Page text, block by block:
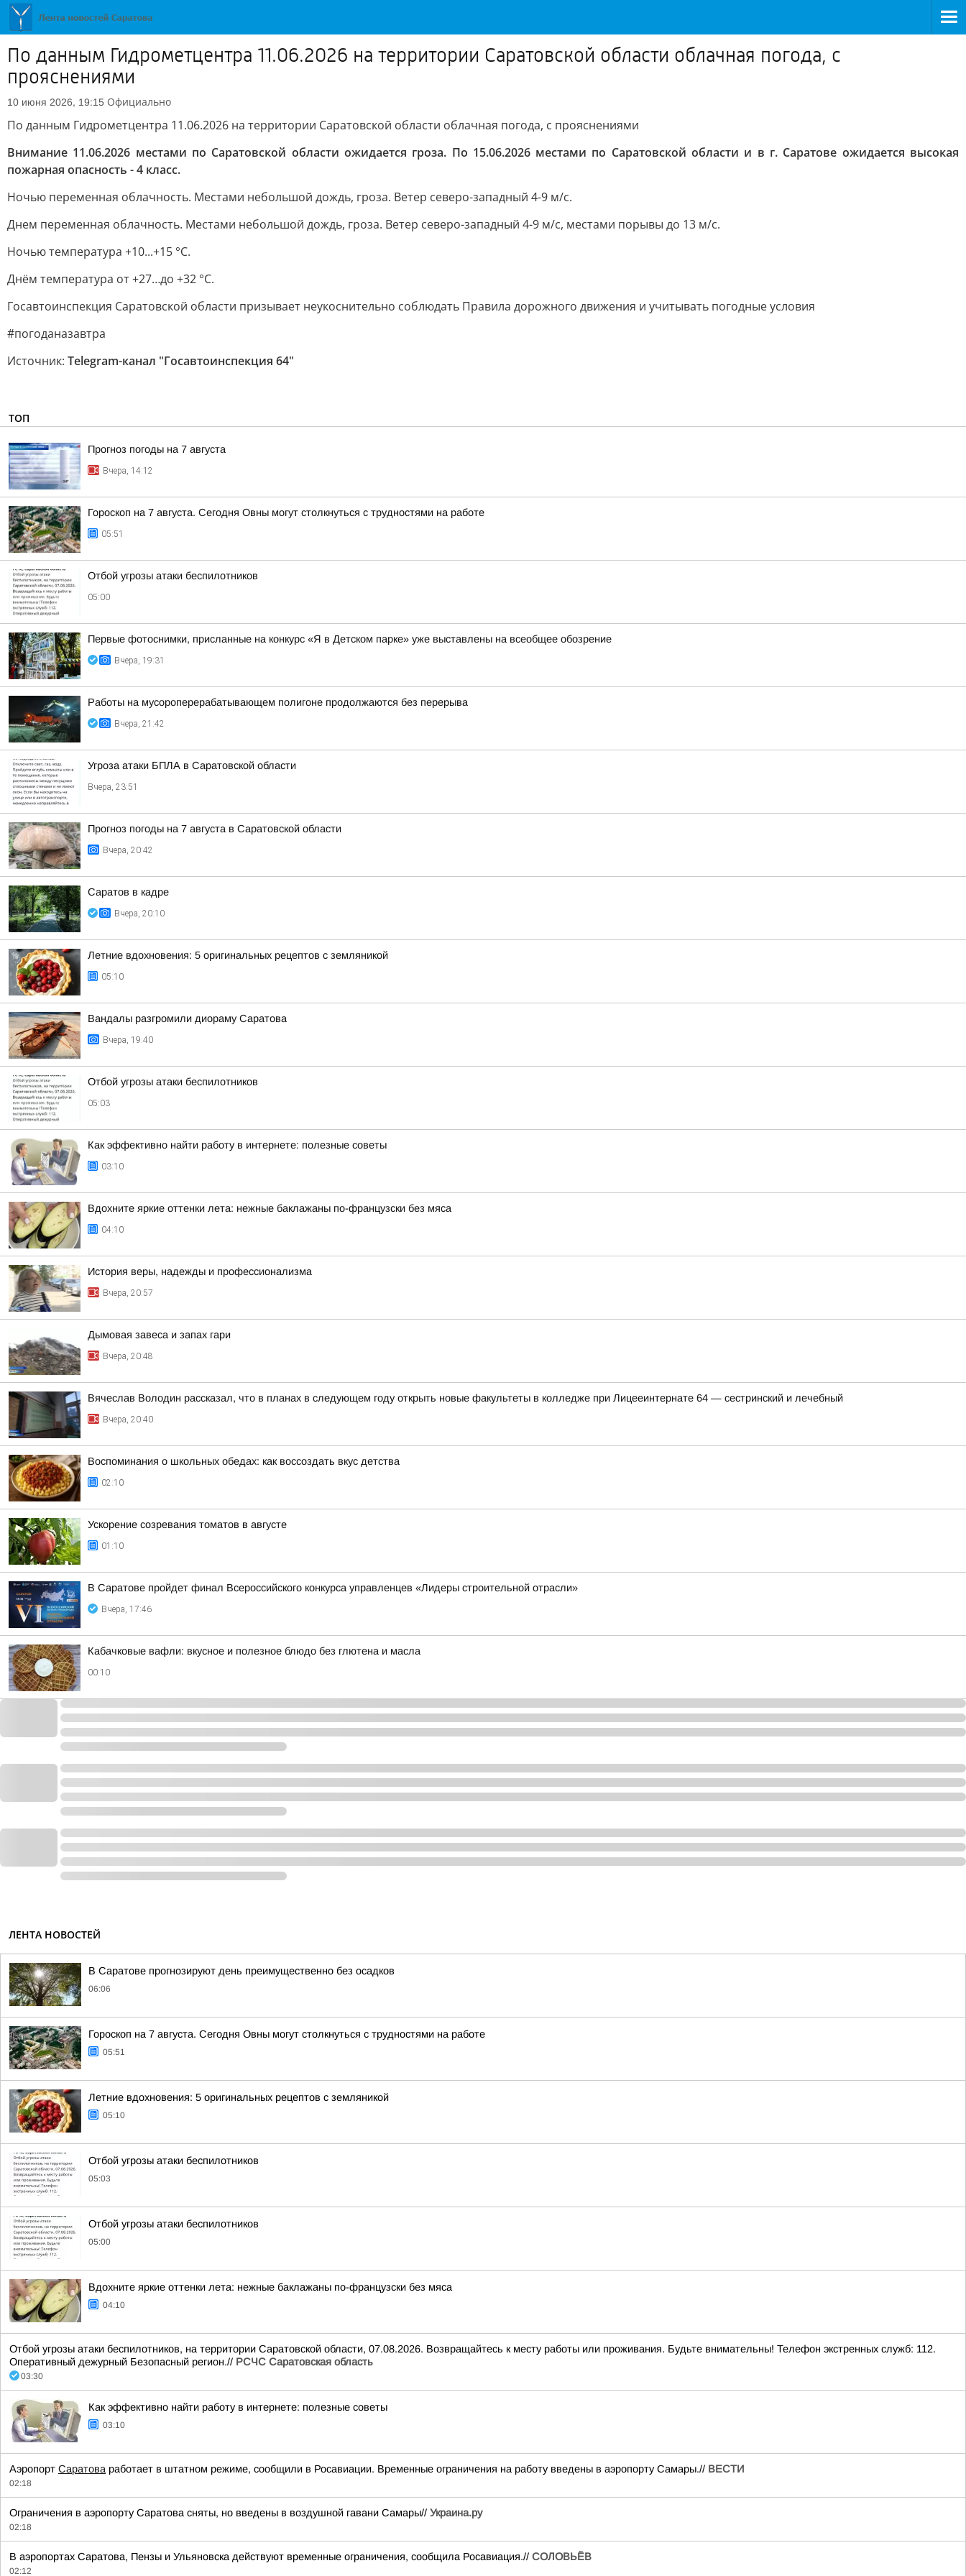
По данным Гидрометцентра 11.06.2026 на территории Саратовской области облачная погода, с
прояснениями
10 июня 2026, 19:15 Официально
По данным Гидрометцентра 11.06.2026 на территории Саратовской области облачная погода, с прояснениями
Внимание 11.06.2026 местами по Саратовской области ожидается гроза. По 15.06.2026 местами по Саратовской области и в г. Саратове ожидается высокая
пожарная опасность - 4 класс.
Ночью переменная облачность. Местами небольшой дождь, гроза. Ветер северо-западный 4-9 м/с.
Днем переменная облачность. Местами небольшой дождь, гроза. Ветер северо-западный 4-9 м/с, местами порывы до 13 м/с.
Ночью температура +10...+15 °С.
Днём температура от +27…до +32 °С.
Госавтоинспекция Саратовской области призывает неукоснительно соблюдать Правила дорожного движения и учитывать погодные условия
#погоданазавтра
Источник: Telegram-канал "Госавтоинспекция 64"
ТОП
Прогноз погоды на 7 августа
Вчера, 14:12
Гороскоп на 7 августа. Сегодня Овны могут столкнуться с трудностями на работе
05:51
Отбой угрозы атаки беспилотников
05:00
Первые фотоснимки, присланные на конкурс «Я в Детском парке» уже выставлены на всеобщее обозрение
Вчера, 19:31
Работы на мусороперерабатывающем полигоне продолжаются без перерыва
Вчера, 21:42
Угроза атаки БПЛА в Саратовской области
Вчера, 23:51
Прогноз погоды на 7 августа в Саратовской области
Вчера, 20:42
Саратов в кадре
Вчера, 20:10
Летние вдохновения: 5 оригинальных рецептов с земляникой
05:10
Вандалы разгромили диораму Саратова
Вчера, 19:40
Отбой угрозы атаки беспилотников
05:03
Как эффективно найти работу в интернете: полезные советы
03:10
Вдохните яркие оттенки лета: нежные баклажаны по-французски без мяса
04:10
История веры, надежды и профессионализма
Вчера, 20:57
Дымовая завеса и запах гари
Вчера, 20:48
Вячеслав Володин рассказал, что в планах в следующем году открыть новые факультеты в колледже при Лицееинтернате 64 — сестринский и лечебный
Вчера, 20:40
Воспоминания о школьных обедах: как воссоздать вкус детства
02:10
Ускорение созревания томатов в августе
01:10
В Саратове пройдет финал Всероссийского конкурса управленцев «Лидеры строительной отрасли»
Вчера, 17:46
Кабачковые вафли: вкусное и полезное блюдо без глютена и масла
00:10
ЛЕНТА НОВОСТЕЙ
В Саратове прогнозируют день преимущественно без осадков
06:06
Гороскоп на 7 августа. Сегодня Овны могут столкнуться с трудностями на работе
05:51
Летние вдохновения: 5 оригинальных рецептов с земляникой
05:10
Отбой угрозы атаки беспилотников
05:03
Отбой угрозы атаки беспилотников
05:00
Вдохните яркие оттенки лета: нежные баклажаны по-французски без мяса
04:10
Отбой угрозы атаки беспилотников, на территории Саратовской области, 07.08.2026. Возвращайтесь к месту работы или проживания. Будьте внимательны! Телефон экстренных служб: 112.
Оперативный дежурный Безопасный регион.// РСЧС Саратовская область
03:30
Как эффективно найти работу в интернете: полезные советы
03:10
Аэропорт Саратова работает в штатном режиме, сообщили в Росавиации. Временные ограничения на работу введены в аэропорту Самары.// ВЕСТИ
02:18
Ограничения в аэропорту Саратова сняты, но введены в воздушной гавани Самары// Украина.ру
02:18
В аэропортах Саратова, Пензы и Ульяновска действуют временные ограничения, сообщила Росавиация.// СОЛОВЬЁВ
02:12